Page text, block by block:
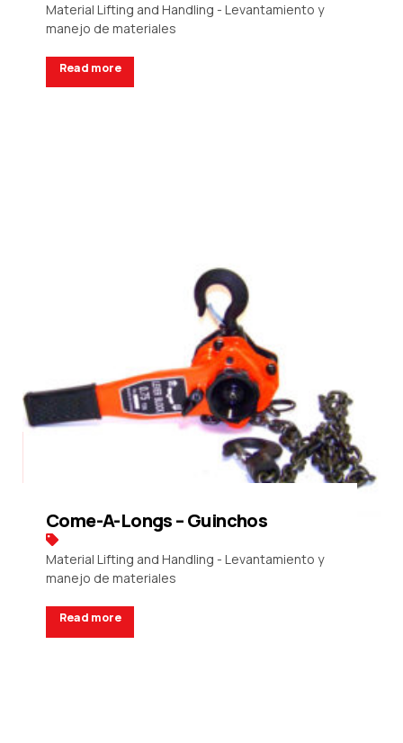
Material Lifting and Handling - Levantamiento y
manejo de materiales
Read more
Material Lifting and Handling - Levantamiento y
manejo de materiales
Come-A-Longs – Guinchos
Read more